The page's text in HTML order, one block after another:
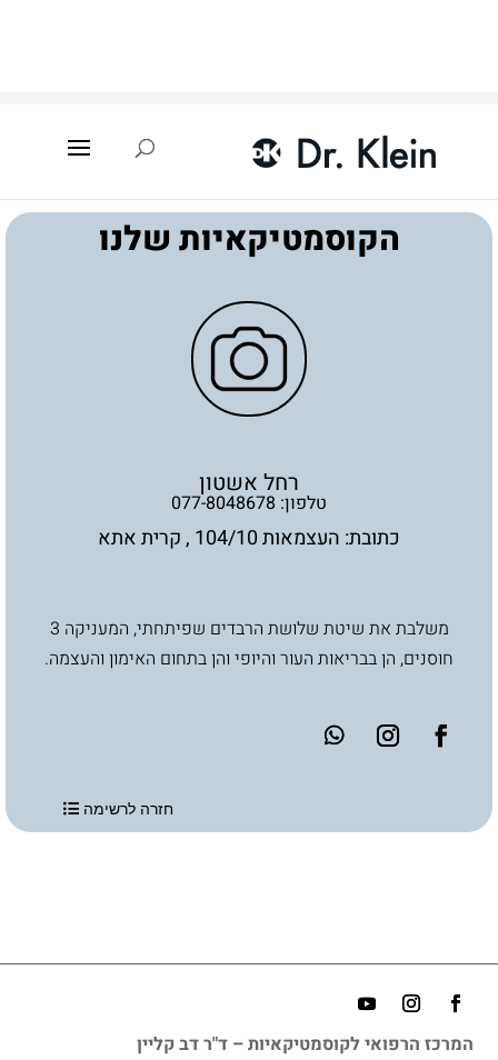
הקוסמטיקאיות שלנו
רחל אשטון
טלפון: 077-8048678
כתובת: העצמאות 104/10 , קרית אתא
משלבת את שיטת שלושת הרבדים שפיתחתי, המעניקה 3
חוסנים, הן בבריאות העור והיופי והן בתחום האימון והעצמה.
חזרה לרשימה
המרכז הרפואי לקוסמטיקאיות – ד"ר דב קליין